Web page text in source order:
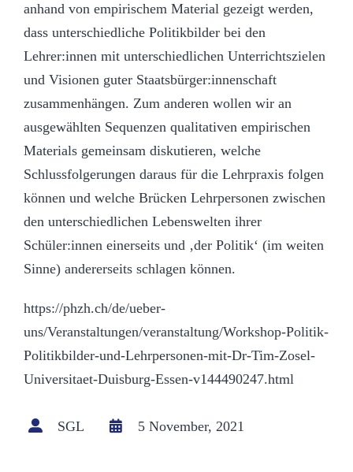
anhand von empirischem Material gezeigt werden,
dass unterschiedliche Politikbilder bei den
Lehrer:innen mit unterschiedlichen Unterrichtszielen
und Visionen guter Staatsbürger:innenschaft
zusammenhängen. Zum anderen wollen wir an
ausgewählten Sequenzen qualitativen empirischen
Materials gemeinsam diskutieren, welche
Schlussfolgerungen daraus für die Lehrpraxis folgen
können und welche Brücken Lehrpersonen zwischen
den unterschiedlichen Lebenswelten ihrer
Schüler:innen einerseits und ‚der Politik‘ (im weiten
Sinne) andererseits schlagen können.
https://phzh.ch/de/ueber-
uns/Veranstaltungen/veranstaltung/Workshop-Politik-
Politikbilder-und-Lehrpersonen-mit-Dr-Tim-Zosel-
Universitaet-Duisburg-Essen-v144490247.html
SGL 5 November, 2021